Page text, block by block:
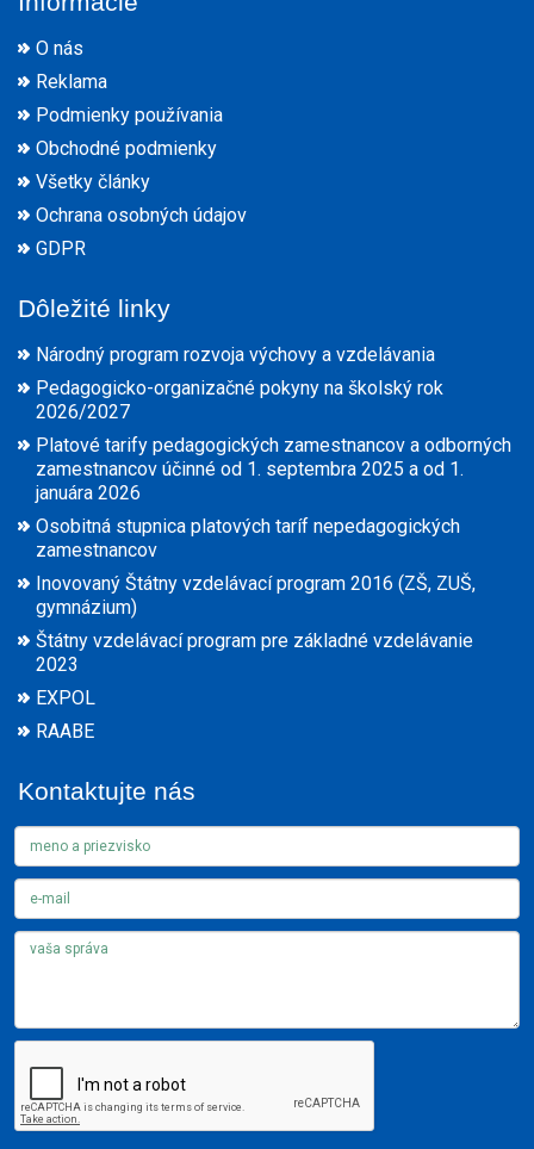
O nás
Reklama
Podmienky používania
Obchodné podmienky
Všetky články
Ochrana osobných údajov
GDPR
Dôležité linky
Národný program rozvoja výchovy a vzdelávania
Pedagogicko-organizačné pokyny na školský rok
2026/2027
Platové tarify pedagogických zamestnancov a odborných
zamestnancov účinné od 1. septembra 2025 a od 1.
januára 2026
Osobitná stupnica platových taríf nepedagogických
zamestnancov
Inovovaný Štátny vzdelávací program 2016 (ZŠ, ZUŠ,
gymnázium)
Štátny vzdelávací program pre základné vzdelávanie
2023
EXPOL
RAABE
Kontaktujte nás